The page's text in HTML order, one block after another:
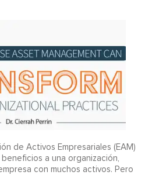
de Activos Empresariales (EAM)
a una organización,
con muchos activos. Pero